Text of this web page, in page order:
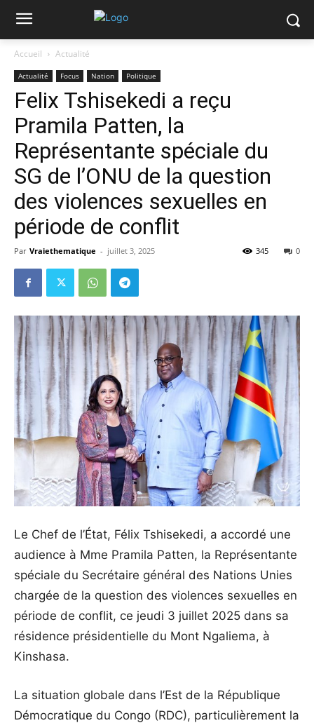
Accueil Actualité
Actualité Focus Nation Politique
Felix Tshisekedi a reçu
Pramila Patten, la
Représentante spéciale du
SG de l’ONU de la question
des violences sexuelles en
période de conflit
Par Vraiethematique - juillet 3, 2025 0
345
Le Chef de l’État, Félix Tshisekedi, a accordé une
audience à Mme Pramila Patten, la Représentante
spéciale du Secrétaire général des Nations Unies
chargée de la question des violences sexuelles en
période de conflit, ce jeudi 3 juillet 2025 dans sa
résidence présidentielle du Mont Ngaliema, à
Kinshasa.
La situation globale dans l’Est de la République
Démocratique du Congo (RDC), particulièrement la